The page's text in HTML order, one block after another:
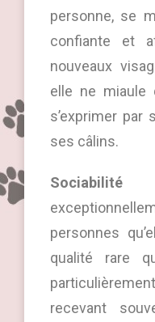
personne, se
confiante et
nouveaux
elle ne miaule
s’exprimer par
ses câlins.
personnes
qualité rare
recevant